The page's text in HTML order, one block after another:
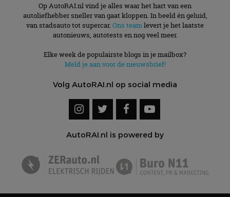
Op AutoRAI.nl vind je alles waar het hart van een
autoliefhebber sneller van gaat kloppen. In beeld én geluid,
van stadsauto tot supercar. Ons teamlevert je het laatste
autonieuws, autotests en nog veel meer.
Elke week de populairste blogs in je mailbox?
Meld je aan voor de nieuwsbrief!
Volg AutoRAI.nl op social media
AutoRAI.nl is powered by